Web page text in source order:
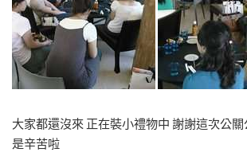
大家都還沒來 正在裝小禮物中 謝謝這次公關
是辛苦啦